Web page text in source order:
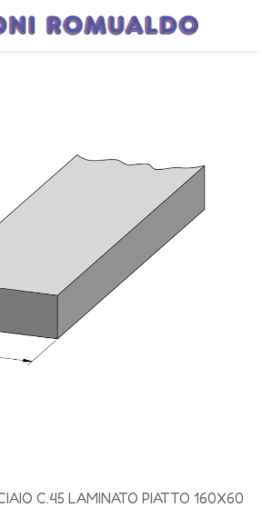
C.45 LAMINATO PIATTO 160X60